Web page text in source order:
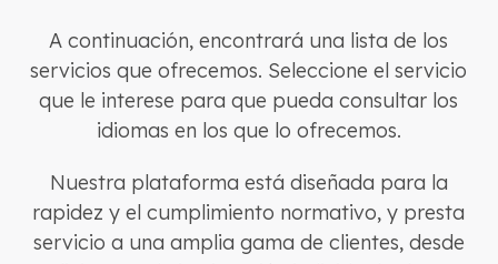
A continuación, encontrará una lista de los
servicios que ofrecemos. Seleccione el servicio
que le interese para que pueda consultar los
idiomas en los que lo ofrecemos.
Nuestra plataforma está diseñada para la
rapidez y el cumplimiento normativo, y presta
servicio a una amplia gama de clientes, desde